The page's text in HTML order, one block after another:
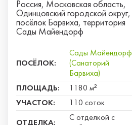
Россия, Московская область,
Одинцовский городской округ,
посёлок Барвиха, территория
Сады Майендорф
ПОСЁЛОК:
Сады Майендорф
(Санаторий
Барвиха)
ПЛОЩАДЬ:
1180 м²
УЧАСТОК:
110 соток
ОТДЕЛКА:
С отделкой с